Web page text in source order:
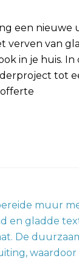
een
verven van
in je huis.
tot